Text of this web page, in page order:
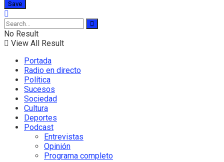
No Result
View All Result
Portada
Radio en directo
Política
Sucesos
Sociedad
Cultura
Deportes
Podcast
Entrevistas
Opinión
Programa completo